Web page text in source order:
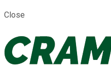
Close